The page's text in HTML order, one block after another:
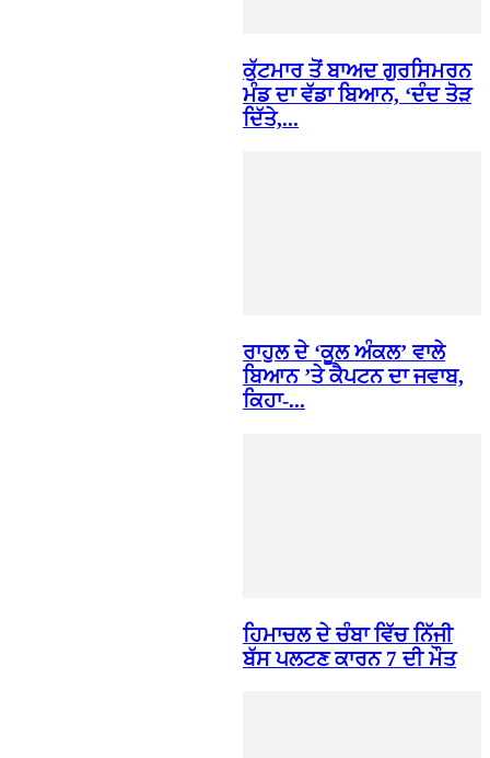
ਕੁੱਟਮਾਰ ਤੋਂ ਬਾਅਦ ਗੁਰਸਿਮਰਨ
ਮੰਡ ਦਾ ਵੱਡਾ ਬਿਆਨ, ‘ਦੰਦ ਤੋੜ
ਦਿੱਤੇ,...
ਰਾਹੁਲ ਦੇ ‘ਕੂਲ ਅੰਕਲ’ ਵਾਲੇ
ਬਿਆਨ ’ਤੇ ਕੈਪਟਨ ਦਾ ਜਵਾਬ,
ਕਿਹਾ-...
ਹਿਮਾਚਲ ਦੇ ਚੰਬਾ ਵਿੱਚ ਨਿੱਜੀ
ਬੱਸ ਪਲਟਣ ਕਾਰਨ 7 ਦੀ ਮੌਤ